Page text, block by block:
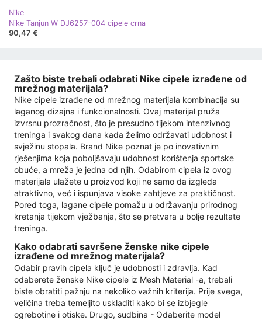
Nike
Nike Tanjun W DJ6257-004 cipele crna
90,47 €
Zašto biste trebali odabrati Nike cipele izrađene od
mrežnog materijala?
Nike cipele izrađene od mrežnog materijala kombinacija su
laganog dizajna i funkcionalnosti. Ovaj materijal pruža
izvrsnu prozračnost, što je presudno tijekom intenzivnog
treninga i svakog dana kada želimo održavati udobnost i
svježinu stopala. Brand Nike poznat je po inovativnim
rješenjima koja poboljšavaju udobnost korištenja sportske
obuće, a mreža je jedna od njih. Odabirom cipela iz ovog
materijala ulažete u proizvod koji ne samo da izgleda
atraktivno, već i ispunjava visoke zahtjeve za praktičnost.
Pored toga, lagane cipele pomažu u održavanju prirodnog
kretanja tijekom vježbanja, što se pretvara u bolje rezultate
treninga.
Kako odabrati savršene ženske nike cipele
izrađene od mrežnog materijala?
Odabir pravih cipela ključ je udobnosti i zdravlja. Kad
odaberete ženske Nike cipele iz Mesh Material -a, trebali
biste obratiti pažnju na nekoliko važnih kriterija. Prije svega,
veličina treba temeljito uskladiti kako bi se izbjegle
ogrebotine i otiske. Drugo, sudbina - Odaberite model